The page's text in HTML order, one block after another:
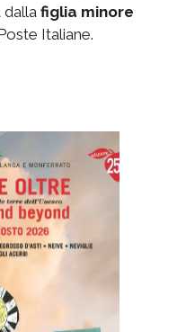
dalla figlia minore
Italiane.